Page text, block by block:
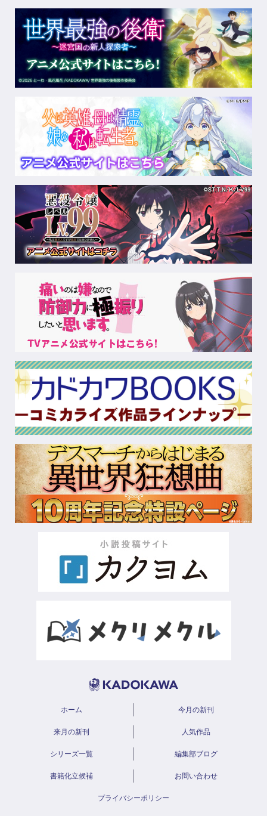
ホーム 今月の新刊
来月の新刊 人気作品
シリーズ一覧 編集部ブログ
書籍化立候補 お問い合わせ
プライバシーポリシー